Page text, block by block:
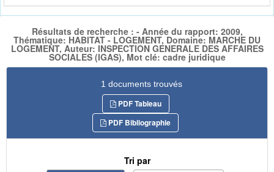
Résultats de recherche : - Année du rapport: 2009,
Thématique: HABITAT - LOGEMENT, Domaine: MARCHE DU
LOGEMENT, Auteur: INSPECTION GENERALE DES AFFAIRES
SOCIALES (IGAS), Mot clé: cadre juridique
1 documents trouvés
PDF Tableau
PDF Bibliographie
Tri par